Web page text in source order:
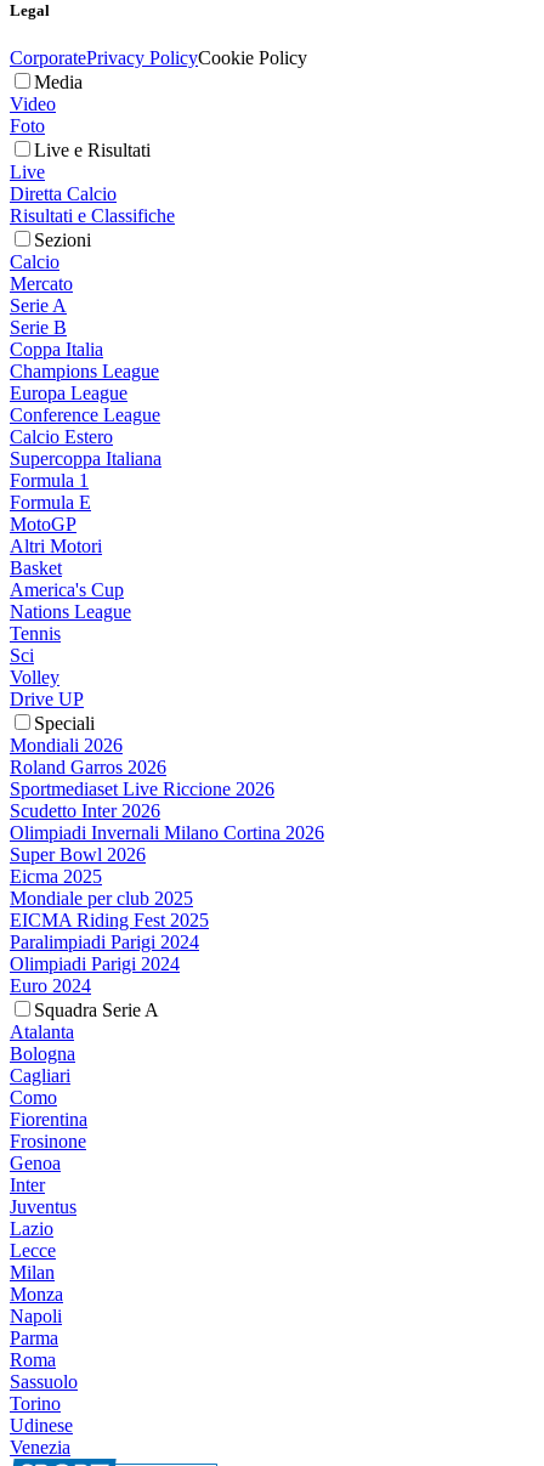
Legal
CorporatePrivacy PolicyCookie Policy
Media
Video
Foto
Live e Risultati
Live
Diretta Calcio
Risultati e Classifiche
Sezioni
Calcio
Mercato
Serie A
Serie B
Coppa Italia
Champions League
Europa League
Conference League
Calcio Estero
Supercoppa Italiana
Formula 1
Formula E
MotoGP
Altri Motori
Basket
America's Cup
Nations League
Tennis
Sci
Volley
Drive UP
Speciali
Mondiali 2026
Roland Garros 2026
Sportmediaset Live Riccione 2026
Scudetto Inter 2026
Olimpiadi Invernali Milano Cortina 2026
Super Bowl 2026
Eicma 2025
Mondiale per club 2025
EICMA Riding Fest 2025
Paralimpiadi Parigi 2024
Olimpiadi Parigi 2024
Euro 2024
Squadra Serie A
Atalanta
Bologna
Cagliari
Como
Fiorentina
Frosinone
Genoa
Inter
Juventus
Lazio
Lecce
Milan
Monza
Napoli
Parma
Roma
Sassuolo
Torino
Udinese
Venezia